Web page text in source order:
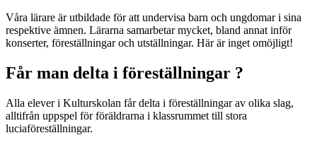
Våra lärare är utbildade för att undervisa barn och ungdomar i sina
respektive ämnen. Lärarna samarbetar mycket, bland annat inför
konserter, föreställningar och utställningar. Här är inget omöjligt!
Får man delta i föreställningar ?
Alla elever i Kulturskolan får delta i föreställningar av olika slag,
alltifrån uppspel för föräldrarna i klassrummet till stora
luciaföreställningar.